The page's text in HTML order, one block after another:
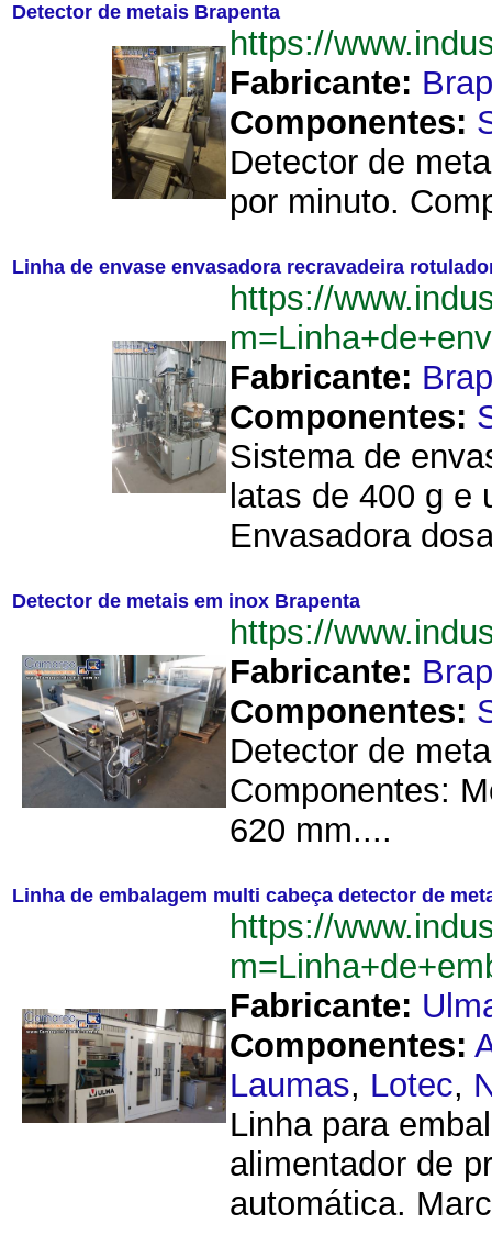
Detector de metais Brapenta
https://
Fabricante:
Componentes:
Detector de
por minuto.
Linha de envase envasadora recravadeira
https://
Fabricante:
Componentes:
Sistema de
latas de 400 g e
Envasadora
Detector de metais em inox Brapenta
https://
Fabricante:
Componentes:
Detector de
Componentes:
620 mm....
Linha de embalagem multi cabeça detector de
https://
Fabricante:
Componentes:
Laumas, Lotec,
Linha para
alimentador de
automática.